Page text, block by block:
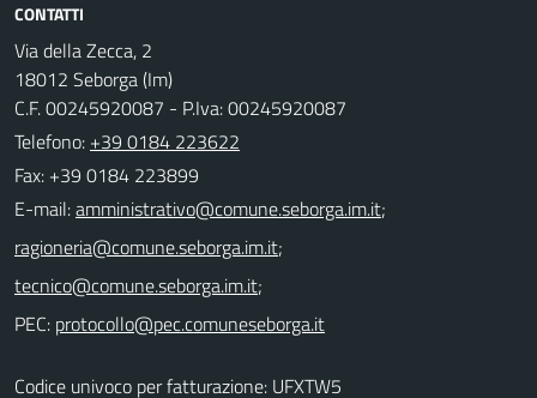
CONTATTI
Via della Zecca, 2
18012 Seborga (Im)
C.F. 00245920087 - P.Iva: 00245920087
Telefono: +39 0184 223622
Fax: +39 0184 223899
E-mail:
;
;
;
PEC:
Codice univoco per fatturazione: UFXTW5